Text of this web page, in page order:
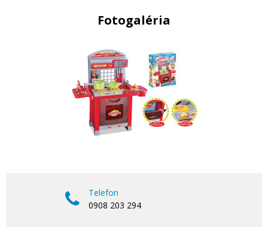
Fotogaléria
Telefon
0908 203 294